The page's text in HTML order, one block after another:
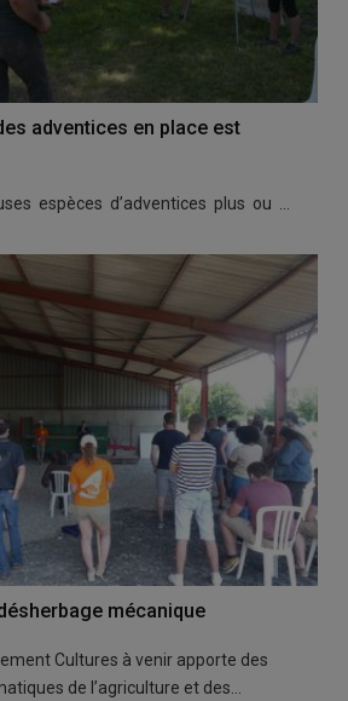
adventices en place est
espèces d’adventices plus ou …
mécanique
Cultures à venir apporte des
de l’agriculture et des…